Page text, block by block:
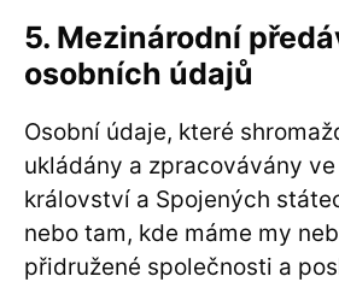
5. Mezinárodní
osobních údajů
Osobní údaje, které
ukládány a zpracovávány ve
království a Spojených
nebo tam, kde máme my
přidružené společnosti a